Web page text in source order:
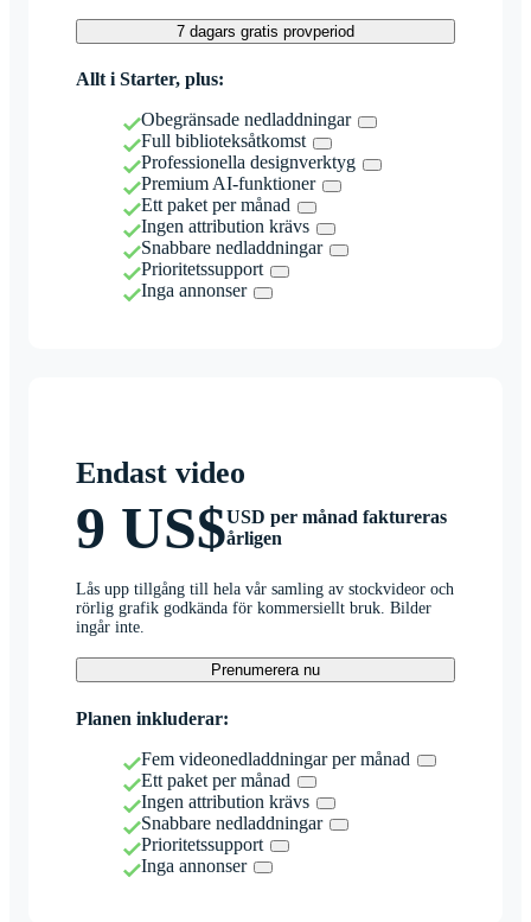
7 dagars gratis provperiod
Allt i Starter, plus:
Obegränsade nedladdningar
Full biblioteksåtkomst
Professionella designverktyg
Premium AI-funktioner
Ett paket per månad
Ingen attribution krävs
Snabbare nedladdningar
Prioritetssupport
Inga annonser
Endast video
9 US$USD per månad faktureras
årligen
Lås upp tillgång till hela vår samling av stockvideor och
rörlig grafik godkända för kommersiellt bruk. Bilder
ingår inte.
Prenumerera nu
Planen inkluderar:
Fem videonedladdningar per månad
Ett paket per månad
Ingen attribution krävs
Snabbare nedladdningar
Prioritetssupport
Inga annonser